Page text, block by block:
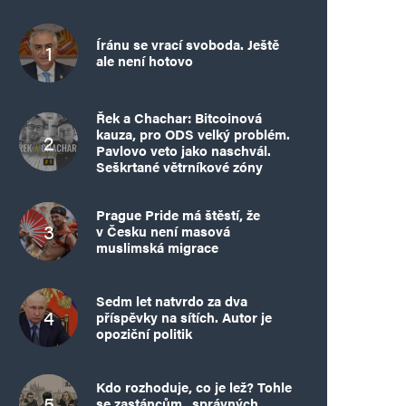
Íránu se vrací svoboda. Ještě
ale není hotovo
Řek a Chachar: Bitcoinová
kauza, pro ODS velký problém.
Pavlovo veto jako naschvál.
Seškrtané větrníkové zóny
Prague Pride má štěstí, že
v Česku není masová
muslimská migrace
Sedm let natvrdo za dva
příspěvky na sítích. Autor je
opoziční politik
Kdo rozhoduje, co je lež? Tohle